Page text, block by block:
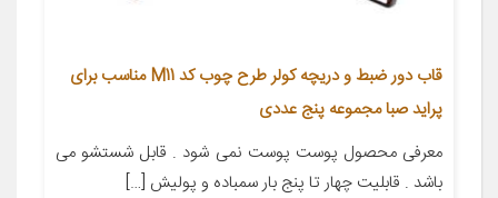
قاب دور ضبط و دریچه کولر طرح چوب کد M11 مناسب برای
پراید صبا مجموعه پنج عددی
معرفی محصول پوست پوست نمی شود . قابل شستشو می
باشد . قابلیت چهار تا پنج بار سمباده و پولیش […]